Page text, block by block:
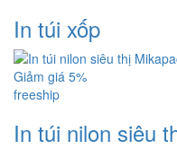
In túi xốp
Giảm giá 5%
freeship
In túi nilon siêu